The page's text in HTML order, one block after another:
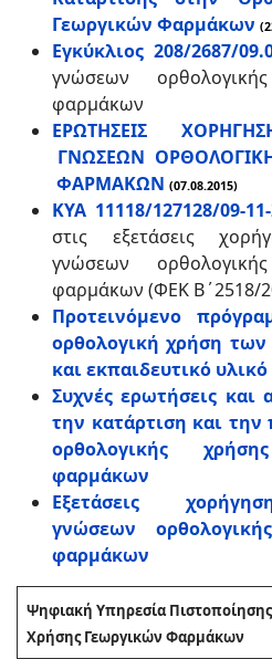
Γεωργικών Φαρμάκων
Εγκύκλιος 208/2687/
γνώσεων
φαρμάκων
ΕΡΩΤΗΣΕΙΣ
ΓΝΩΣΕΩΝ
ΦΑΡΜΑΚΩΝ (07.08.2015)
ΚΥΑ 11118/127128/09-
στις εξετάσεις
γνώσεων
φαρμάκων (ΦΕΚ Β΄2518/
Προτεινόμενο
ορθολογική χρήση
και εκπαιδευτικό υλικό
Συχνές ερωτήσεις και
την κατάρτιση και
ορθολογικής
φαρμάκων
Εξετάσεις
γνώσεων
φαρμάκων
Ψηφιακή Υπηρεσία
Χρήσης Γεωργικών Φαρμάκων